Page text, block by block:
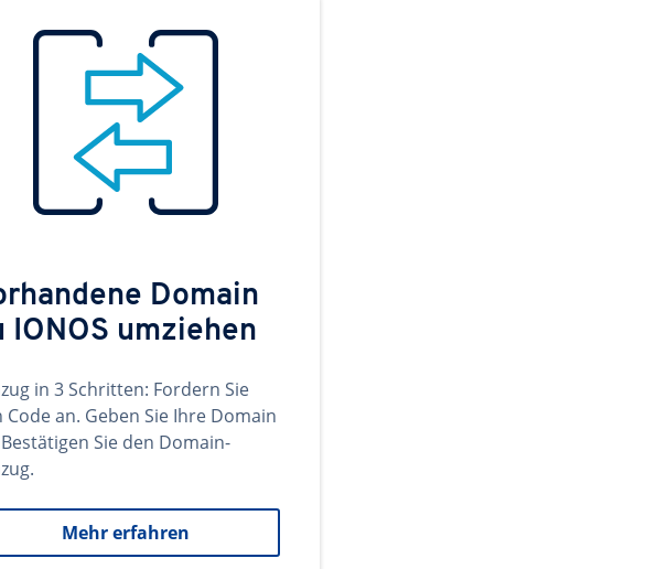
Domain
IONOS umziehen
in 3 Schritten: Fordern Sie
Code an. Geben Sie Ihre Domain
Sie den Domain-
Mehr erfahren